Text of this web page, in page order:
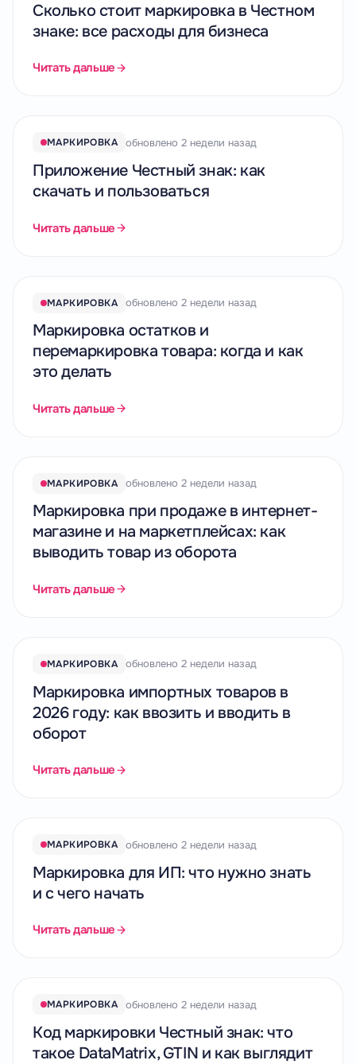
Сколько стоит маркировка в Честном
знаке: все расходы для бизнеса
Читать дальше
МАРКИРОВКА обновлено 2 недели назад
Приложение Честный знак: как
скачать и пользоваться
Читать дальше
МАРКИРОВКА обновлено 2 недели назад
Маркировка остатков и
перемаркировка товара: когда и как
это делать
Читать дальше
МАРКИРОВКА обновлено 2 недели назад
Маркировка при продаже в интернет-
магазине и на маркетплейсах: как
выводить товар из оборота
Читать дальше
МАРКИРОВКА обновлено 2 недели назад
Маркировка импортных товаров в
2026 году: как ввозить и вводить в
оборот
Читать дальше
МАРКИРОВКА обновлено 2 недели назад
Маркировка для ИП: что нужно знать
и с чего начать
Читать дальше
МАРКИРОВКА обновлено 2 недели назад
Код маркировки Честный знак: что
такое DataMatrix, GTIN и как выглядит